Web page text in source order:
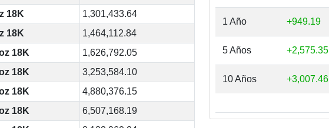
18K
1,301,433.64
18K
1,464,112.84
18K
1,626,792.05
18K
3,253,584.10
18K
4,880,376.15
18K
6,507,168.19
1 Año +949.19
5 Años +2,575.35
10 Años +3,007.46